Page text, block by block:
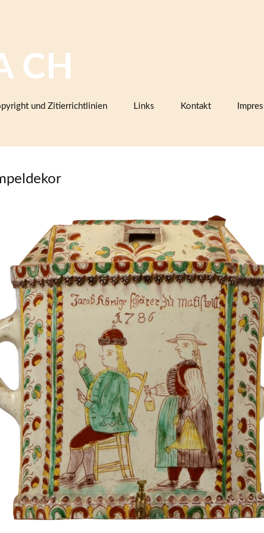
CH
und Zitierrichtlinien Links
Vereine, Arbeitsgemeinschaften,
Sammlerorganisationen
Museen und Institutionen in der
Schweiz (inklusive
Europäische Töpferei- und
Keramikmuseen, Museen mit
Keramiksammlungen
Keramikfilme
Kontakt